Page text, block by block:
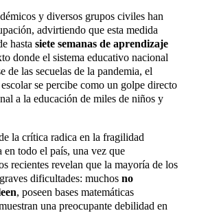
y diversos grupos civiles han
advirtiendo que esta medida
hasta siete semanas de aprendizaje
donde el sistema educativo nacional
de las secuelas de la pandemia, el
se percibe como un golpe directo
a la educación de miles de niños y
la crítica radica en la fragilidad
en todo el país, una vez que
recientes revelan que la mayoría de los
dificultades: muchos no
, poseen bases matemáticas
una preocupante debilidad en